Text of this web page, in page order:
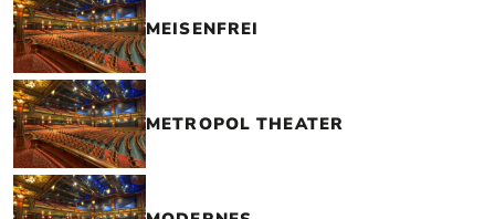
MEISENFREI
METROPOL THEATER